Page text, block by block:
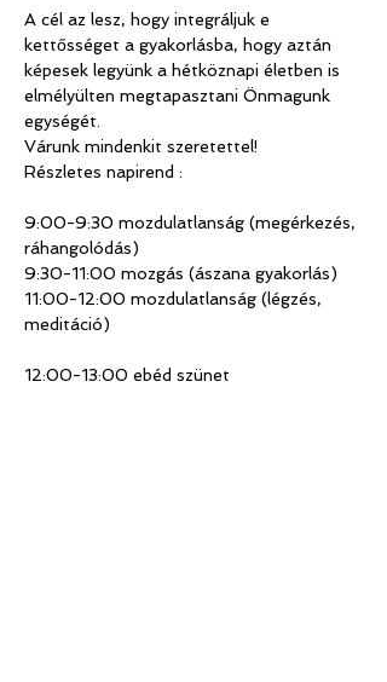
A cél az lesz, hogy integráljuk e
kettősséget a gyakorlásba, hogy aztán
képesek legyünk a hétköznapi életben is
elmélyülten megtapasztani Önmagunk
egységét.
Várunk mindenkit szeretettel!
Részletes napirend :
9:00-9:30 mozdulatlanság (megérkezés,
ráhangolódás)
9:30-11:00 mozgás (ászana gyakorlás)
11:00-12:00 mozdulatlanság (légzés,
meditáció)
12:00-13:00 ebéd szünet